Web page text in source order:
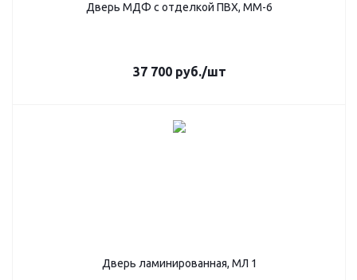
Дверь МДФ с отделкой ПВХ, ММ-6
37 700руб./шт
Дверь ламинированная, МЛ 1